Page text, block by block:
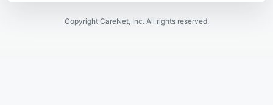
Copyright CareNet, Inc. All rights reserved.